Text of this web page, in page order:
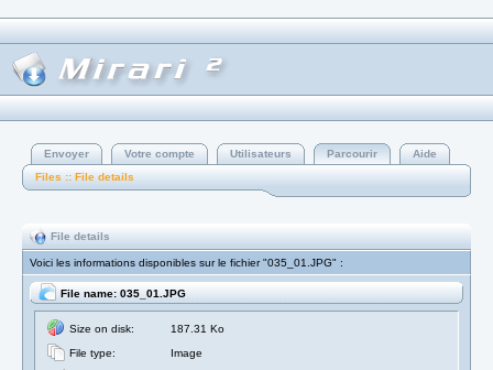
Envoyer Votre compte Utilisateurs Parcourir
Aide
Files :: File details
File details
Voici les informations disponibles sur le fichier "035_01.JPG" :
File name: 035_01.JPG
Size on disk:
187.31 Ko
File type:
Image